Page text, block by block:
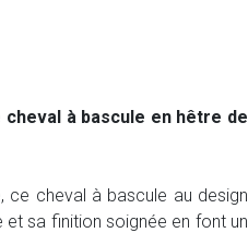
à bascule en hêtre de
ce cheval à bascule au design
sa finition soignée en font un